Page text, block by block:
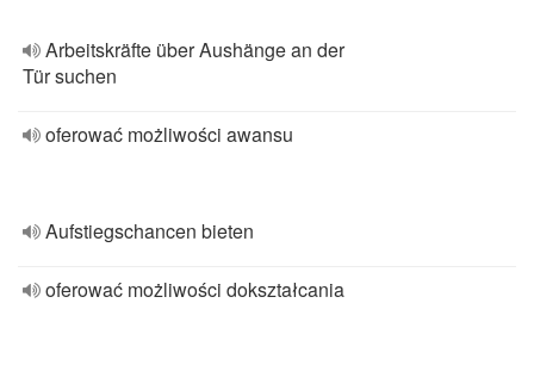
Arbeitskräfte über Aushänge an der
Tür suchen
oferować możliwości awansu
Aufstiegschancen bieten
oferować możliwości dokształcania